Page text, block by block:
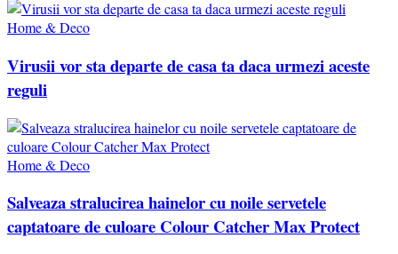
Home & Deco
Virusii vor sta departe de casa ta daca urmezi aceste
reguli
Home & Deco
Salveaza stralucirea hainelor cu noile servetele
captatoare de culoare Colour Catcher Max Protect